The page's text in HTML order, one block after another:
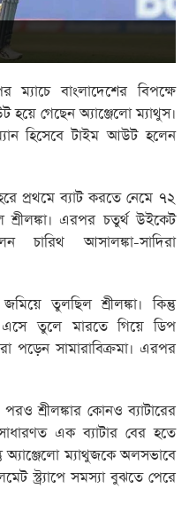
ম্যাচে বাংলাদেশের বিপক্ষে
গেছেন অ্যাঞ্জেলো ম্যাথুস।
হিসেবে টাইম আউট হলেন
প্রথমে ব্যাট করতে নেমে ৭২
এরপর চতুর্থ উইকেট
চারিথ আসালঙ্কা-সাদিরা
তুলছিল শ্রীলঙ্কা। কিন্তু
এসে তুলে মারতে গিয়ে ডিপ
পড়েন সামারাবিক্রমা। এরপর
শ্রীলঙ্কার কোনও ব্যাটারের
এক ব্যাটার বের হতে
ম্যাথুজকে অলসভাবে
স্ট্র্যাপে সমস্যা বুঝতে পেরে